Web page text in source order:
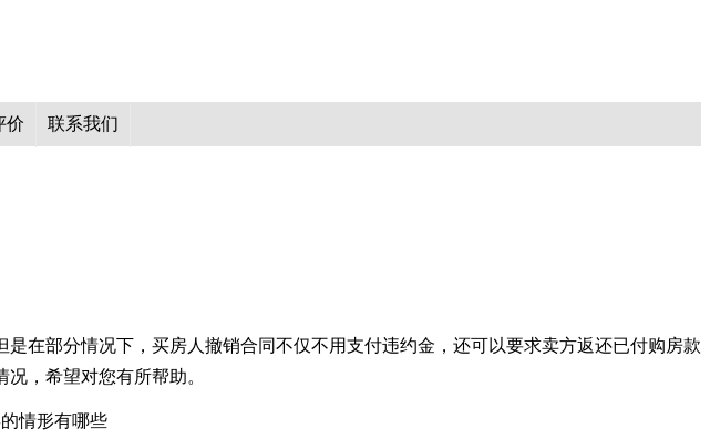
价 联系我们
在部分情况下，买房人撤销合同不仅不用支付违约金，还可以要求卖方返还已付购房款
，希望对您有所帮助。